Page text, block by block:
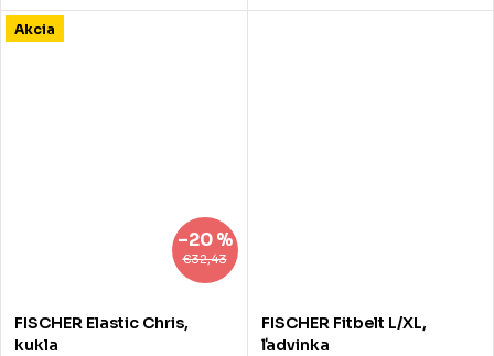
Akcia
€32,43
–20 %
FISCHER Elastic Chris,
kukla
FISCHER Fitbelt L/XL,
ľadvinka